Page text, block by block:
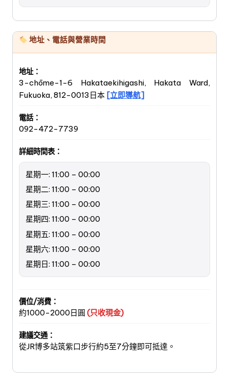
地址、電話與營業時間
地址：
3-chōme-1-6 Hakataekihigashi, Hakata Ward,
Fukuoka, 812-0013日本 [立即導航]
電話：
092-472-7739
詳細時間表：
星期一: 11:00 – 00:00
星期二: 11:00 – 00:00
星期三: 11:00 – 00:00
星期四: 11:00 – 00:00
星期五: 11:00 – 00:00
星期六: 11:00 – 00:00
星期日: 11:00 – 00:00
價位/消費：
約1000-2000日圓 (只收現金)
建議交通：
從JR博多站筑紫口步行約5至7分鐘即可抵達。